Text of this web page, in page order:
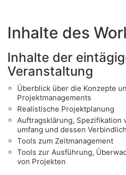
Inhalte des
Inhalte der
Veranstaltung
Überblick über die Konzepte
Projektmanagements
Realistische Projektplanung
Auftragsklärung, Spezifikation
umfang und dessen
Tools zum Zeitmanagement
Tools zur Ausführung,
von Projekten